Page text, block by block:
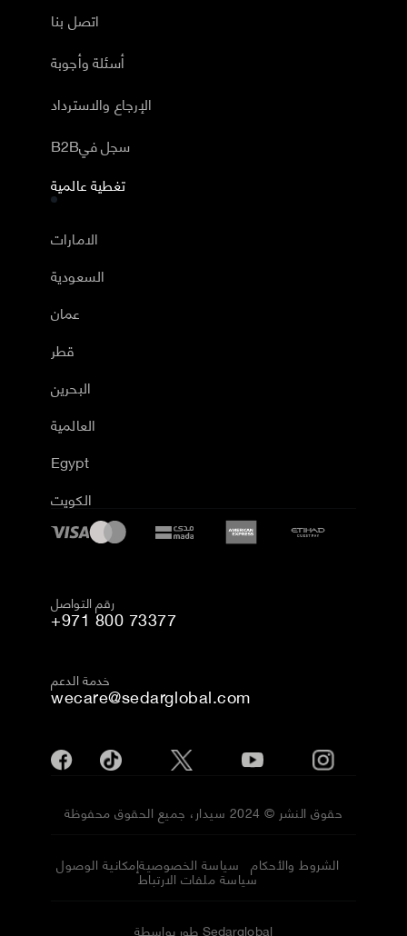
اتصل بنا
أسئلة وأجوبة
الإرجاع والاسترداد
B2Bسجل في
تغطية عالمية
الامارات
السعودية
عمان
قطر
البحرين
العالمية
Egypt
الكويت
رقم التواصل
+971 800 73377
خدمة الدعم
wecare@sedarglobal.com
حقوق النشر © 2024 سيدار، جميع الحقوق محفوظة
إمكانية الوصولسياسة الخصوصية الشروط والأحكام
سياسة ملفات الارتباط
طور بواسطة Sedarglobal